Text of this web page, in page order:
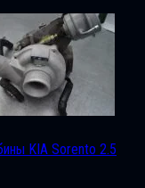
KIA Sorento 2.5